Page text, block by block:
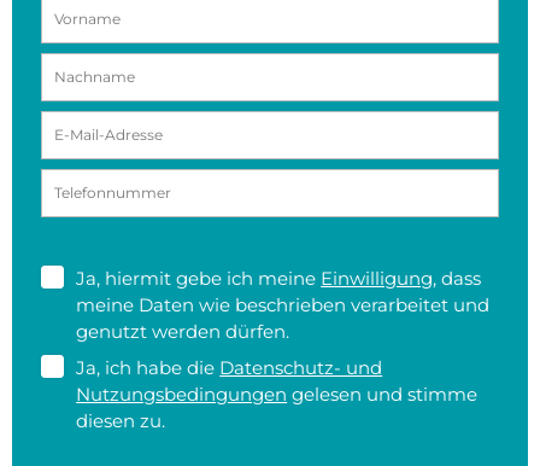
Ja, hiermit gebe ich meine Einwilligung, dass
meine Daten wie beschrieben verarbeitet und
genutzt werden dürfen.
Ja, ich habe die Datenschutz- und
Nutzungsbedingungen gelesen und stimme
diesen zu.